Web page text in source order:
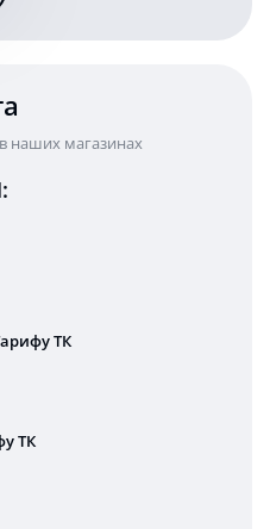
наших магазинах
ТК
ТК